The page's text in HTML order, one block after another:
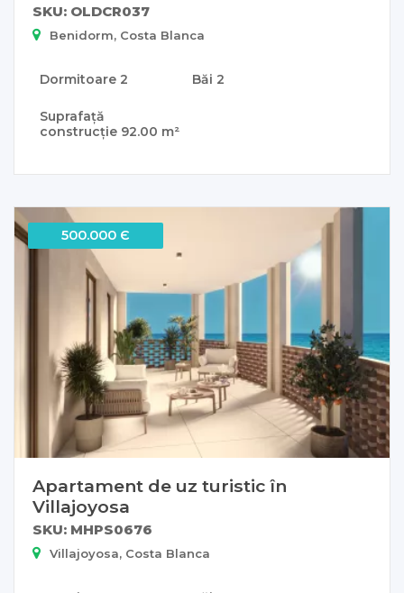
SKU: OLDCR037
Benidorm, Costa Blanca
Dormitoare 2 Băi 2
Suprafață
construcție 92.00 m²
500.000 Є
Apartament de uz turistic în
Villajoyosa
SKU: MHPS0676
Villajoyosa, Costa Blanca